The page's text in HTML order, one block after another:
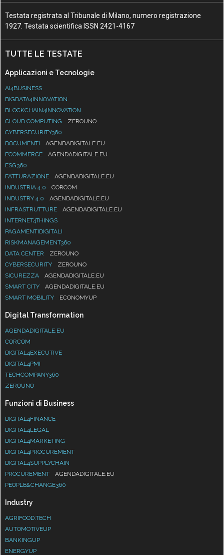
Testata registrata al Tribunale di Milano, numero registrazione
1927. Testata scientifica ISSN 2421-4167
TUTTE LE TESTATE
Applicazioni e Tecnologie
AI4BUSINESS
BIGDATA4INNOVATION
BLOCKCHAIN4INNOVATION
CLOUD COMPUTING
ZEROUNO
CYBERSECURITY360
DOCUMENTI
AGENDADIGITALE.EU
ECOMMERCE
AGENDADIGITALE.EU
ESG360
FATTURAZIONE
AGENDADIGITALE.EU
INDUSTRIA 4.0
CORCOM
INDUSTRY 4.0
AGENDADIGITALE.EU
INFRASTRUTTURE
AGENDADIGITALE.EU
INTERNET4THINGS
PAGAMENTIDIGITALI
RISKMANAGEMENT360
DATA CENTER
ZEROUNO
CYBERSECURITY
ZEROUNO
SICUREZZA
AGENDADIGITALE.EU
SMART CITY
AGENDADIGITALE.EU
SMART MOBILITY
ECONOMYUP
Digital Transformation
AGENDADIGITALE.EU
CORCOM
DIGITAL4EXECUTIVE
DIGITAL4PMI
TECHCOMPANY360
ZEROUNO
Funzioni di Business
DIGITAL4FINANCE
DIGITAL4LEGAL
DIGITAL4MARKETING
DIGITAL4PROCUREMENT
DIGITAL4SUPPLYCHAIN
PROCUREMENT
AGENDADIGITALE.EU
PEOPLE&CHANGE360
Industry
AGRIFOOD.TECH
AUTOMOTIVEUP
BANKINGUP
ENERGYUP